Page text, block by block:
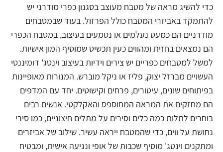
כדי להשיג מראה של מטבח מעוצב בסגנון כפרי מודרני יש
להתמקד באביזרי המטבח כולל הפרזול. בעוד שבמטבחים
מודרניים הם כמעט נעלמים או נטמעים בעיצוב, במטבח הכפרי
הם נמצאים בחזית ומהווים כעין תכשיט שמוסיף המון אישיות.
למשל למטבחים כפריים יש צירים וידיות בעיצוב וינטג' דומיננטי
העשויים מברזל יצוק, פליז או ניקל מוברש. המנורות מאופיינות
בפיתוחים שונים, עיטורים, פרחים וקישוטים. יחד עם המדפים
הם מחזקים את המראה המחוספס והאקלקטי. אנשים רבים
בוחרים לתלות כמה כלים וסירים על מתלים חיצוניים, כמו סירי
נחושת על ווים, כדי שהמטבח ייראה עשיר. שילוב של אביזרים
ומתקנים וינטג' מוסיף שכבות של אופי ונגיעה אישית, ומבטיח